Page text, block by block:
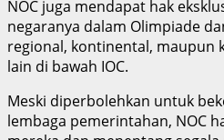
NOC juga mendapat hak
negaranya dalam Olimpiade
regional, kontinental, maupun
lain di bawah IOC.
Meski diperbolehkan untuk
lembaga pemerintahan, NOC